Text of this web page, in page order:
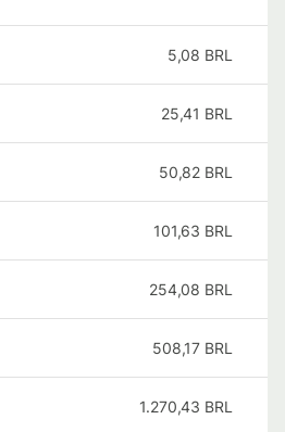
5,08 BRL
25,41 BRL
50,82 BRL
101,63 BRL
254,08 BRL
508,17 BRL
1.270,43 BRL